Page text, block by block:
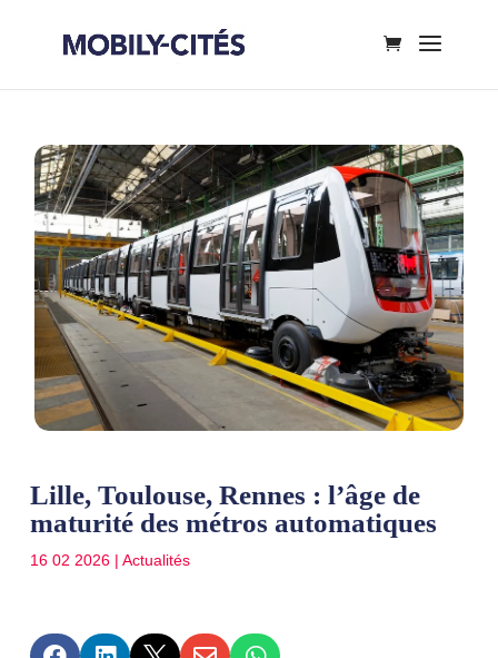
Lille, Toulouse, Rennes : l’âge de
maturité des métros automatiques
16 02 2026| Actualités